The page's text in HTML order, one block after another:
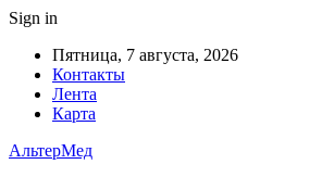
Sign in
Пятница, 7 августа, 2026
Контакты
Лента
Карта
АльтерМед